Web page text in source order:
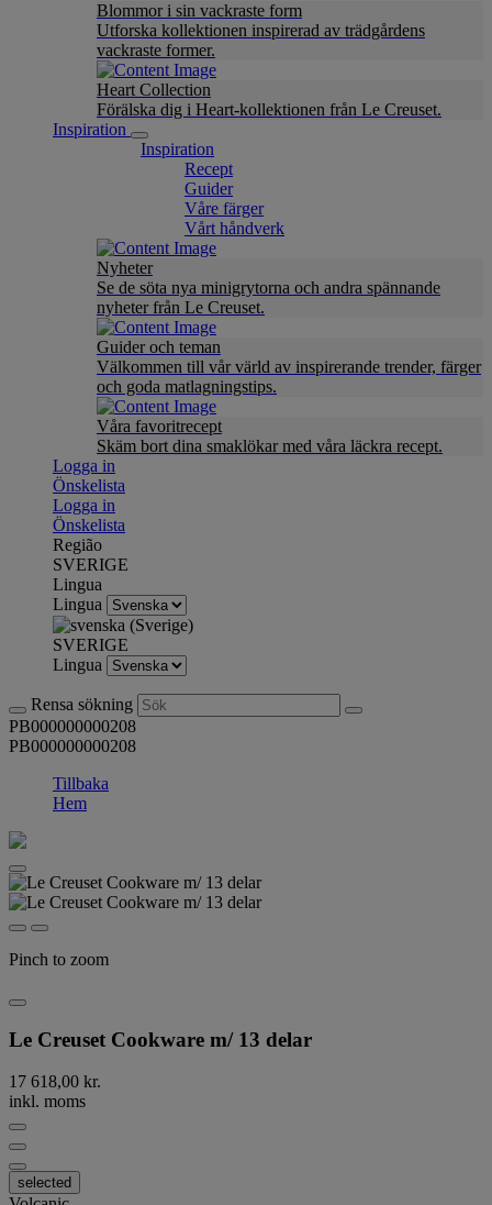
Blommor i sin vackraste form
Utforska kollektionen inspirerad av trädgårdens
vackraste former.
Heart Collection
Förälska dig i Heart-kollektionen från Le Creuset.
Inspiration
Inspiration
Recept
Guider
Våre färger
Vårt håndverk
Nyheter
Se de söta nya minigrytorna och andra spännande
nyheter från Le Creuset.
Guider och teman
Välkommen till vår värld av inspirerande trender, färger
och goda matlagningstips.
Våra favoritrecept
Skäm bort dina smaklökar med våra läckra recept.
Logga in
Önskelista
Logga in
Önskelista
Região
SVERIGE
Lingua
Lingua
SVERIGE
Lingua
Rensa sökning
PB000000000208
PB000000000208
Tillbaka
Hem
Pinch to zoom
Le Creuset Cookware m/ 13 delar
17 618,00 kr.
inkl. moms
selected